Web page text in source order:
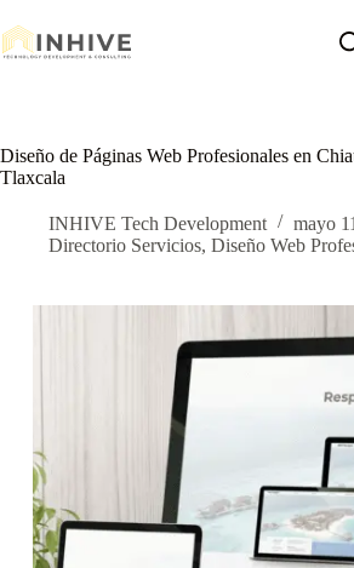
al
contenido
Diseño de Páginas Web Profesionales en
Tlaxcala
INHIVE Tech Development
mayo
Directorio Servicios, Diseño Web